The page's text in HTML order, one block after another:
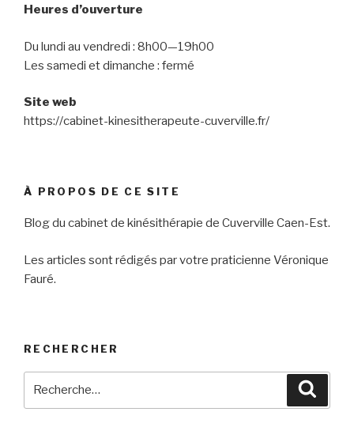
Heures d’ouverture
Du lundi au vendredi : 8h00—19h00
Les samedi et dimanche : fermé
Site web
https://cabinet-kinesitherapeute-cuverville.fr/
À PROPOS DE CE SITE
Blog du cabinet de kinésithérapie de Cuverville Caen-Est.
Les articles sont rédigés par votre praticienne Véronique
Fauré.
RECHERCHER